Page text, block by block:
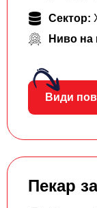
Сектор:
Ниво на
Види
Пекар